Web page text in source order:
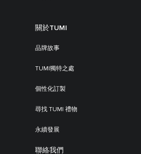
關於TUMI
品牌故事
TUMI獨特之處
個性化訂製
尋找 TUMI 禮物
永續發展
聯絡我們